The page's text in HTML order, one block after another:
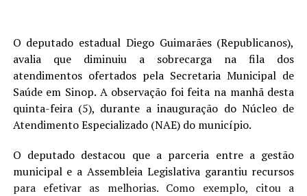
O deputado estadual Diego Guimarães (Republicanos),
avalia que diminuiu a sobrecarga na fila dos
atendimentos ofertados pela Secretaria Municipal de
Saúde em Sinop. A observação foi feita na manhã desta
quinta-feira (5), durante a inauguração do Núcleo de
Atendimento Especializado (NAE) do município.
O deputado destacou que a parceria entre a gestão
municipal e a Assembleia Legislativa garantiu recursos
para efetivar as melhorias. Como exemplo, citou a